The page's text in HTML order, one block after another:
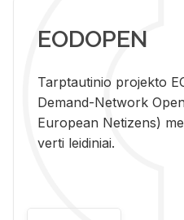
EODOPEN
Tarp­tau­ti­nio pro­jek­to
De­mand-Ne­twork
Eu­ro­pe­an Ne­ti­zens)
ver­ti lei­di­niai.